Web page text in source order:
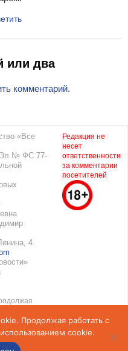
или два
комментарий.
«Все
Эл № ФС 77-
4.
Редакция не
несет
ответственности
за комментарии
посетителей
Продолжая работать с
cookie.